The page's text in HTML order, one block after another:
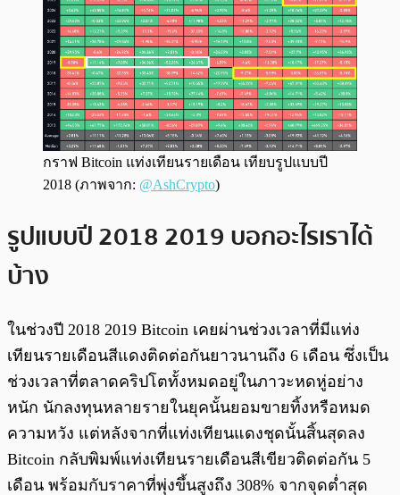
กราฟ Bitcoin แท่งเทียนรายเดือน เทียบรูปแบบปี
2018 (ภาพจาก: @AshCrypto)
รูปแบบปี 2018 2019 บอกอะไรเราได้
บ้าง
ในช่วงปี 2018 2019 Bitcoin เคยผ่านช่วงเวลาที่มีแท่ง
เทียนรายเดือนสีแดงติดต่อกันยาวนานถึง 6 เดือน ซึ่งเป็น
ช่วงเวลาที่ตลาดคริปโตทั้งหมดอยู่ในภาวะหดหู่อย่าง
หนัก นักลงทุนหลายรายในยุคนั้นยอมขายทิ้งหรือหมด
ความหวัง แต่หลังจากที่แท่งเทียนแดงชุดนั้นสิ้นสุดลง
Bitcoin กลับพิมพ์แท่งเทียนรายเดือนสีเขียวติดต่อกัน 5
เดือน พร้อมกับราคาที่พุ่งขึ้นสูงถึง 308% จากจุดต่ำสุด